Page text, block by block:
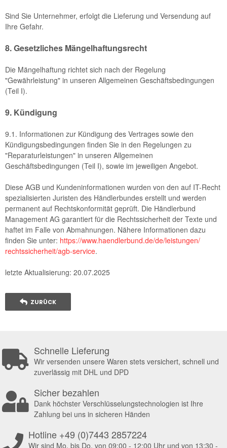
Sind Sie Unternehmer, erfolgt die Lieferung und Versendung auf
Ihre Gefahr.
8. Gesetzliches Mängelhaftungsrecht
Die Mängelhaftung richtet sich nach der Regelung
"Gewährleistung" in unseren Allgemeinen Geschäftsbedingungen
(Teil I).
9. Kündigung
9.1. Informationen zur Kündigung des Vertrages sowie den
Kündigungsbedingungen finden Sie in den Regelungen zu
"Reparaturleistungen" in unseren Allgemeinen
Geschäftsbedingungen (Teil I), sowie im jeweiligen Angebot.
Diese AGB und Kundeninformationen wurden von den auf IT-Recht
spezialisierten Juristen des Händlerbundes erstellt und werden
permanent auf Rechtskonformität geprüft. Die Händlerbund
Management AG garantiert für die Rechtssicherheit der Texte und
haftet im Falle von Abmahnungen. Nähere Informationen dazu
finden Sie unter: https://www.haendlerbund.de/de/leistungen/
rechtssicherheit/agb-service.
letzte Aktualisierung: 20.07.2025
ZURÜCK
Schnelle Lieferung
Wir versenden unsere Waren stets versichert, schnell und
zuverlässig mit DHL und DPD
Sicher bezahlen
Dank höchster Verschlüsselungstechnologien ist Ihre
Zahlung bei uns in sicheren Händen
Hotline +49 (0)7443 2857224
Wir sind Mo. bis Do. von 09:00 - 12:00 Uhr und von 13:30 -